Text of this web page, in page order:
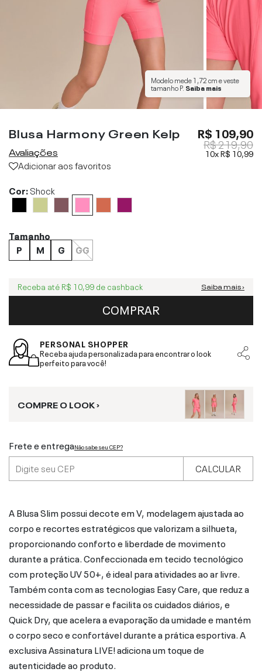
Modelo mede1,72 cme veste
tamanhoP. Saiba mais
Blusa Harmony Green Kelp
Avaliações
Adicionar aos favoritos
R$ 109,90
R$ 219,90
10xR$ 10,99
Cor:Shock
Tamanho
P
M G GG
Receba até R$ 10,99 de cashback Saiba mais ›
COMPRAR
PERSONAL SHOPPER
Receba ajuda personalizada para encontrar o look
perfeito para você!
COMPRE O LOOK ›
Frete e entregaNão sabe seu CEP?
CALCULAR
A Blusa Slim possui decote em V, modelagem ajustada ao
corpo e recortes estratégicos que valorizam a silhueta,
proporcionando conforto e liberdade de movimento
durante a prática. Confeccionada em tecido tecnológico
com proteção UV 50+, é ideal para atividades ao ar livre.
Também conta com as tecnologias Easy Care, que reduz a
necessidade de passar e facilita os cuidados diários, e
Quick Dry, que acelera a evaporação da umidade e mantém
o corpo seco e confortável durante a prática esportiva. A
exclusiva Assinatura LIVE! adiciona um toque de
autenticidade ao produto.